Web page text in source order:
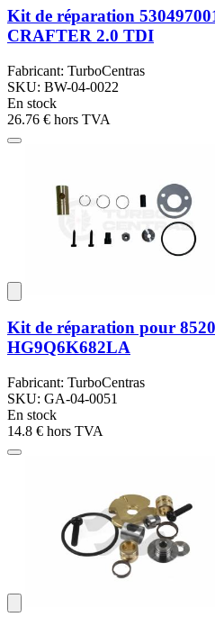
Kit de réparation
CRAFTER 2.0 TDI
Fabricant: TurboCentras
SKU: BW-04-0022
En stock
26.76 € hors TVA
Kit de réparation pour
HG9Q6K682LA
Fabricant: TurboCentras
SKU: GA-04-0051
En stock
14.8 € hors TVA